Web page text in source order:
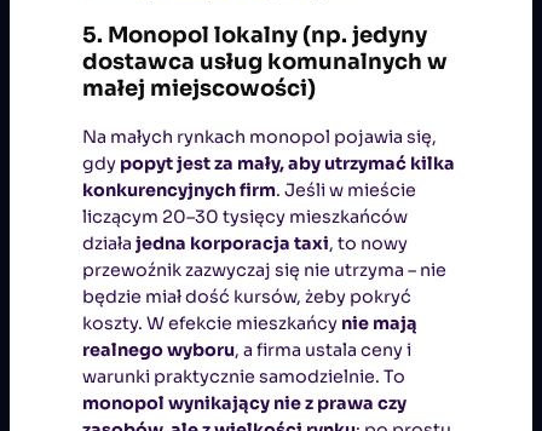
5. Monopol lokalny (np. jedyny
dostawca usług komunalnych w
małej miejscowości)
Na małych rynkach monopol pojawia się,
gdy popyt jest za mały, aby utrzymać kilka
konkurencyjnych firm. Jeśli w mieście
liczącym 20–30 tysięcy mieszkańców
działa jedna korporacja taxi, to nowy
przewoźnik zazwyczaj się nie utrzyma – nie
będzie miał dość kursów, żeby pokryć
koszty. W efekcie mieszkańcy nie mają
realnego wyboru, a firma ustala ceny i
warunki praktycznie samodzielnie. To
monopol wynikający nie z prawa czy